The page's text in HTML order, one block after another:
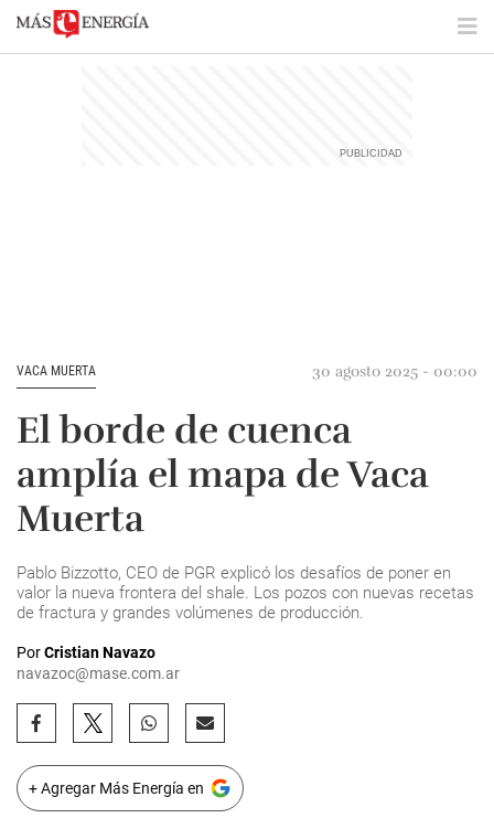
VACA MUERTA 30 agosto 2025 - 00:00
El borde de cuenca
amplía el mapa de Vaca
Muerta
Pablo Bizzotto, CEO de PGR explicó los desafíos de poner en
valor la nueva frontera del shale. Los pozos con nuevas recetas
de fractura y grandes volúmenes de producción.
PorCristian Navazo
navazoc@mase.com.ar
+ Agregar Más Energía en